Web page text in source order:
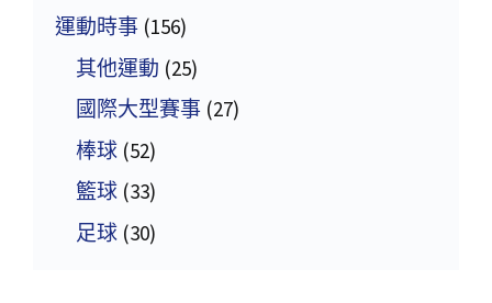
運動時事 (156)
其他運動 (25)
國際大型賽事 (27)
棒球 (52)
籃球 (33)
足球 (30)